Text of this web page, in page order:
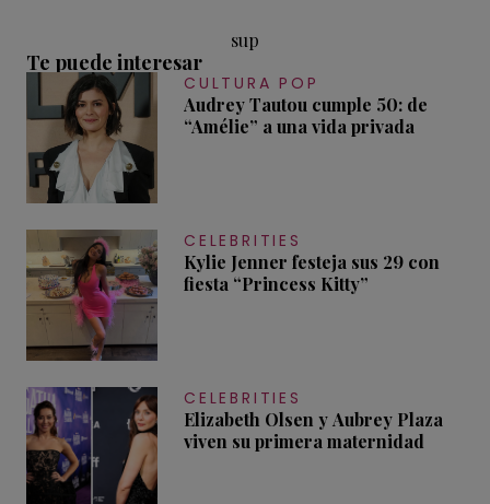
sup
Te puede interesar
CULTURA POP
Audrey Tautou cumple 50: de
“Amélie” a una vida privada
CELEBRITIES
Kylie Jenner festeja sus 29 con
fiesta “Princess Kitty”
CELEBRITIES
Elizabeth Olsen y Aubrey Plaza
viven su primera maternidad